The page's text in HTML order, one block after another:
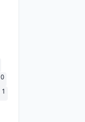
0
1